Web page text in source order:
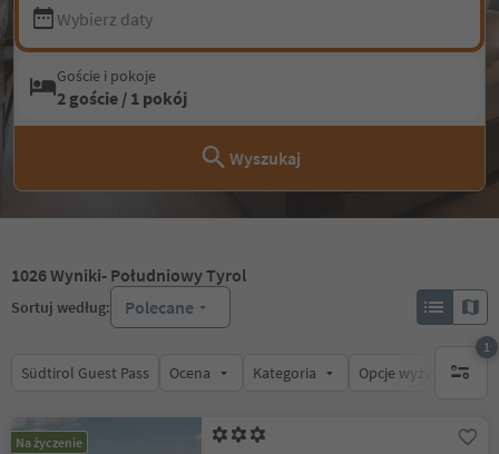
Wybierz daty
Goście i pokoje
2 goście / 1 pokój
Wyszukaj
1026Wyniki- Południowy Tyrol
Sortuj według: Polecane
Südtirol Guest Pass Ocena Kategoria Opcje wyżywienia
1
1
Na życzenie